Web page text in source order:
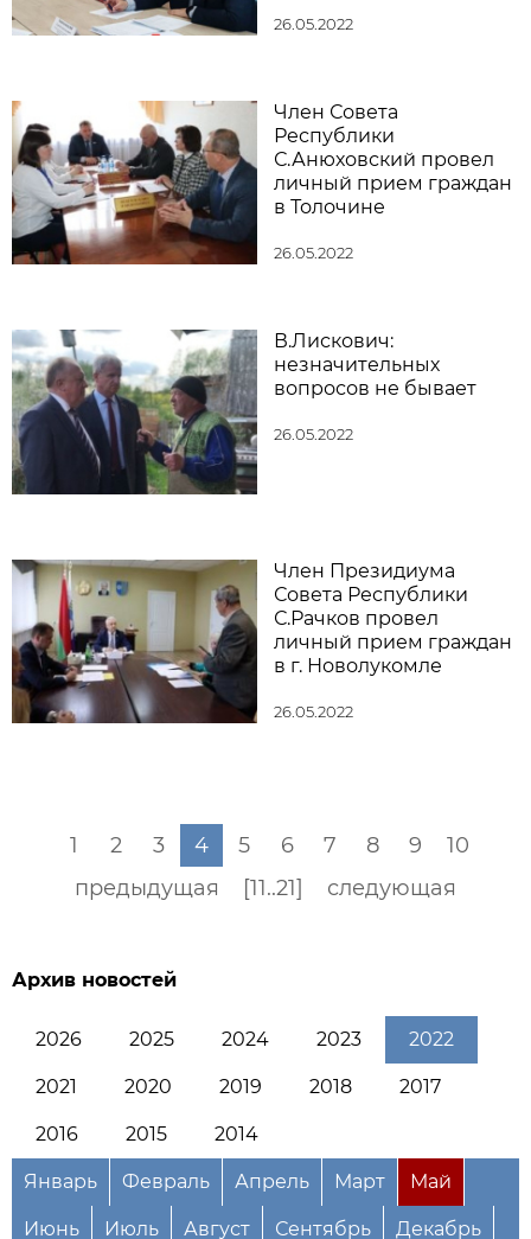
26.05.2022
Член Совета
Республики
С.Анюховский провел
личный прием граждан
в Толочине
26.05.2022
В.Лискович:
незначительных
вопросов не бывает
26.05.2022
Член Президиума
Совета Республики
С.Рачков провел
личный прием граждан
в г. Новолукомле
26.05.2022
предыдущая
1 2 3 4 5 6 7 8 9
10
[11..21]
следующая
Архив новостей
2026 2025 2024 2023 2022
2021 2020 2019 2018 2017
2016 2015 2014
Январь Февраль Апрель Март Май
Июнь Июль Август Сентябрь Декабрь